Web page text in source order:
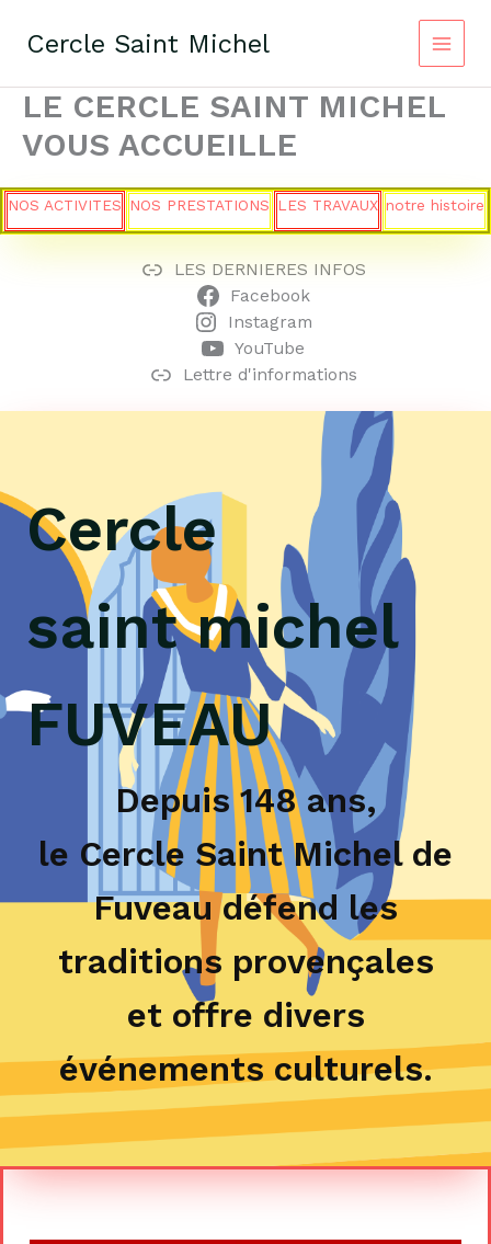
contenuCercle Saint Michel
LE CERCLE SAINT MICHEL
VOUS ACCUEILLE
NOS ACTIVITES NOS PRESTATIONS LES TRAVAUX notre histoire
LES DERNIERES INFOS
Facebook
Instagram
YouTube
Lettre d'informations
Cercle
saint michel
FUVEAU
Depuis 148 ans,
le Cercle Saint Michel de
Fuveau défend les
traditions provençales
et offre divers
événements culturels.